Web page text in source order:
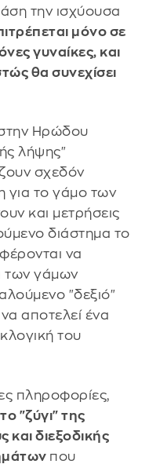
την ισχύουσα
μόνο σε
γυναίκες, και
θα συνεχίσει
Ηρώδου
λήψης"
σχεδόν
για το γάμο των
και μετρήσεις
διάστημα το
να
των γάμων
"δεξιό"
αποτελεί ένα
του
πληροφορίες,
"ζύγι" της
και διεξοδικής
που